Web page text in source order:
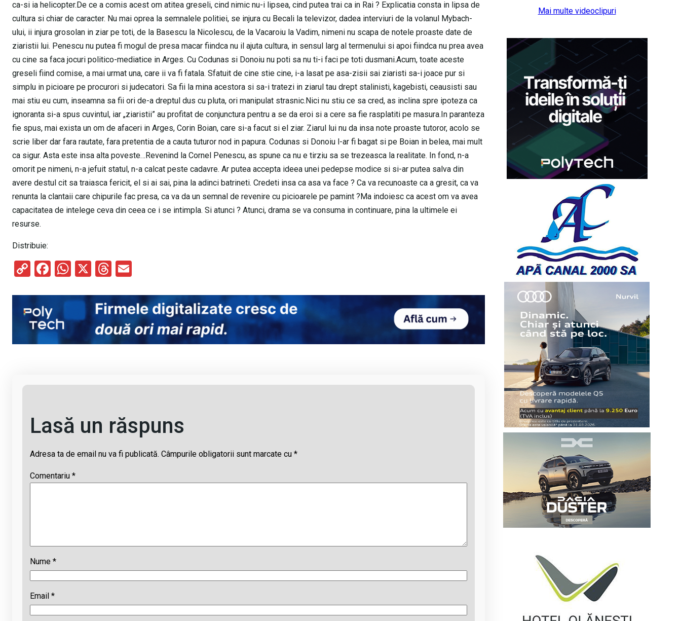
ca-si ia helicopter.De ce a comis acest om atitea greseli, cind nimic nu-i lipsea, cind putea trai ca in Rai ? Explicatia consta in lipsa de
cultura si chiar de caracter. Nu mai oprea la semnalele politiei, se injura cu Becali la televizor, dadea interviuri de la volanul Mybach-
ului, ii injura grosolan in ziar pe toti, de la Basescu la Nicolescu, de la Vacaroiu la Vadim, nimeni nu scapa de notele proaste date de
ziaristii lui. Penescu nu putea fi mogul de presa macar fiindca nu il ajuta cultura, in sensul larg al termenului si apoi fiindca nu prea avea
cu cine sa faca jocuri politico-mediatice in Arges. Cu Codunas si Donoiu nu poti sa nu ti-i faci pe toti dusmani.Acum, toate aceste
greseli fiind comise, a mai urmat una, care ii va fi fatala. Sfatuit de cine stie cine, i-a lasat pe asa-zisii sai ziaristi sa-i joace pur si
simplu in picioare pe procurori si judecatori. Sa fii la mina acestora si sa-i tratezi in ziarul tau drept stalinisti, kagebisti, ceausisti sau
mai stiu eu cum, inseamna sa fii ori de-a dreptul dus cu pluta, ori manipulat strasnic.Nici nu stiu ce sa cred, as inclina spre ipoteza ca
ignoranta si-a spus cuvintul, iar „ziaristii” au profitat de conjunctura pentru a se da eroi si a cere sa fie rasplatiti pe masura.In paranteza
fie spus, mai exista un om de afaceri in Arges, Corin Boian, care si-a facut si el ziar. Ziarul lui nu da insa note proaste tutoror, acolo se
scrie liber dar fara rautate, fara pretentia de a cauta tuturor nod in papura. Codunas si Donoiu l-ar fi bagat si pe Boian in belea, mai mult
ca sigur. Asta este insa alta poveste…Revenind la Cornel Penescu, as spune ca nu e tirziu sa se trezeasca la realitate. In fond, n-a
omorit pe nimeni, n-a jefuit statul, n-a calcat peste cadavre. Ar putea accepta ideea unei pedepse modice si si-ar putea salva din
avere destul cit sa traiasca fericit, el si ai sai, pina la adinci batrineti. Credeti insa ca asa va face ? Ca va recunoaste ca a gresit, ca va
renunta la clantaii care chipurile fac presa, ca va da un semnal de revenire cu picioarele pe pamint ?Ma indoiesc ca acest om va avea
capacitatea de intelege ceva din ceea ce i se intimpla. Si atunci ? Atunci, drama se va consuma in continuare, pina la ultimele ei
resurse.
Distribuie:
C
py
Li
n
k
F
ce
b
o
o
W
at
s
A
p
X
T
e
a
d
s
ail
Lasă un răspuns
Adresa ta de email nu va fi publicată. Câmpurile obligatorii sunt marcate cu *
Comentariu *
Nume *
Email *
Mai multe videoclipuri